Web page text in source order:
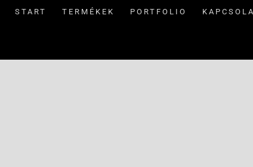
START TERMÉKEK PORTFOLIO